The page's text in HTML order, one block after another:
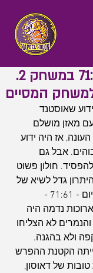
שיוויון בסדרה. 71:61 במשחק 2.
המסיים
שאוסטנד
מאזן מושלם
אז היה ידוע
אבל גם
חולון פשוט
גדל לשיא של
23 הפרש, ותוצאת הסיום - 71:61 -
נדמה היה
לא הצליחו
ולא בהגנה.
הקטנת ההפרש
של דאוסון,